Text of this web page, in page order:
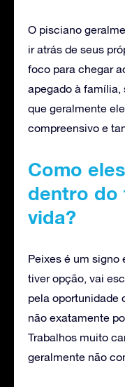
O pisciano
ir atrás de seus
foco para chegar
apegado à família,
que geralmente
compreensivo e
Como
dentro do
vida?
Peixes é um signo
tiver opção, vai
pela oportunidade
não exatamente
Trabalhos muito
geralmente não